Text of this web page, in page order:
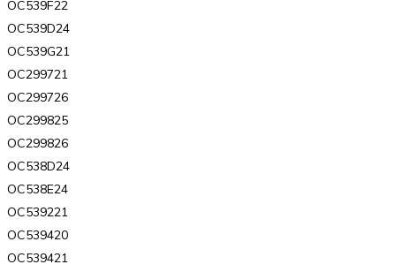
OC539F22
OC539D24
OC539G21
OC299721
OC299726
OC299825
OC299826
OC538D24
OC538E24
OC539221
OC539420
OC539421